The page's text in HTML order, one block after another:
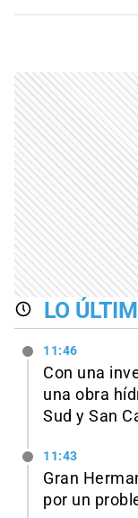
LO
11:46
Con una
una obra
Sud y San
11:43
Gran
por un